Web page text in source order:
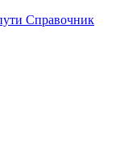
Справочник